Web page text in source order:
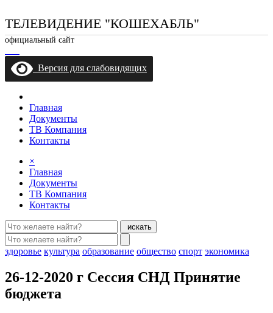
ТЕЛЕВИДЕНИЕ "КОШЕХАБЛЬ"
официальный сайт
Версия для слабовидящих
Главная
Документы
ТВ Компания
Контакты
×
Главная
Документы
ТВ Компания
Контакты
искать
здоровье культура образование общество спорт экономика
26-12-2020 г Сессия СНД Принятие
бюджета